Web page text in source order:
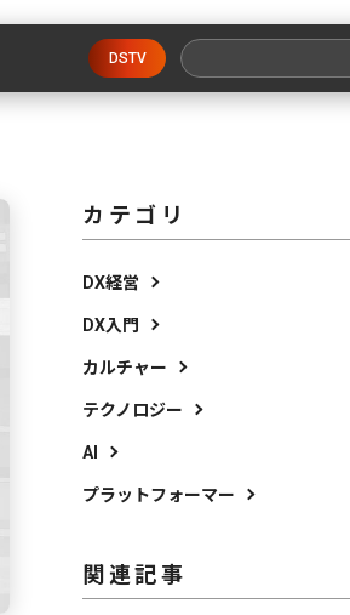
DSTV
カテゴリ
DX経営
DX入門
カルチャー
テクノロジー
AI
プラットフォーマー
関連記事